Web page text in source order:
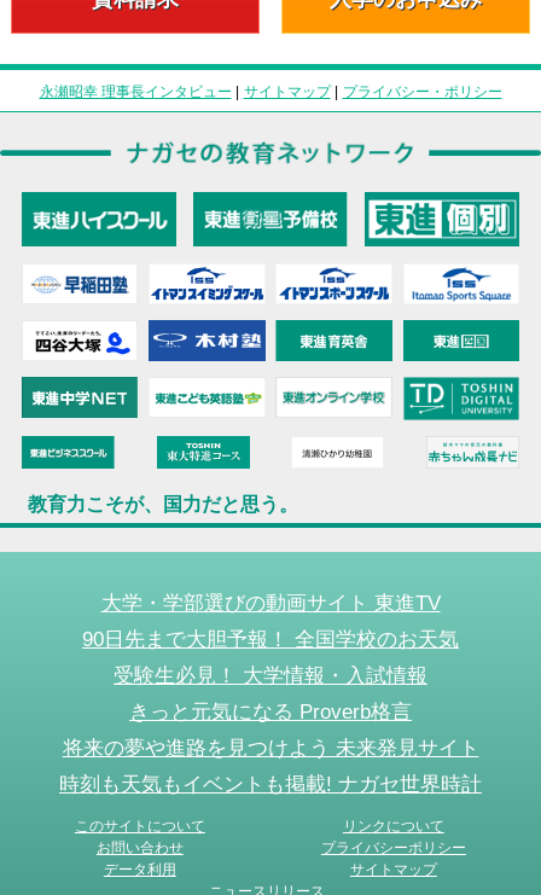
永瀬昭幸 理事長インタビュー | サイトマップ| プライバシー・ポリシー
教育力こそが、国力だと思う。
大学・学部選びの動画サイト 東進TV
90日先まで大胆予報！ 全国学校のお天気
受験生必見！ 大学情報・入試情報
きっと元気になる Proverb格言
将来の夢や進路を見つけよう 未来発見サイト
時刻も天気もイベントも掲載! ナガセ世界時計
このサイトについて
リンクについて
お問い合わせ
プライバシーポリシー
データ利用
サイトマップ
ニュースリリース